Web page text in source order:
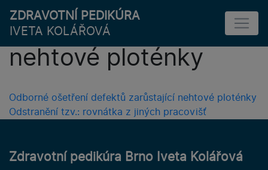
ZDRAVOTNÍ PEDIKÚRA
IVETA KOLÁŘOVÁ
Řešení defektů
nehtové ploténky
Navigace
pro
příspěvek
Odborné ošetření defektů zarůstající nehtové ploténky
Odstranění tzv.: rovnátka z jiných pracovišť
Zdravotní pedikúra Brno Iveta Kolářová